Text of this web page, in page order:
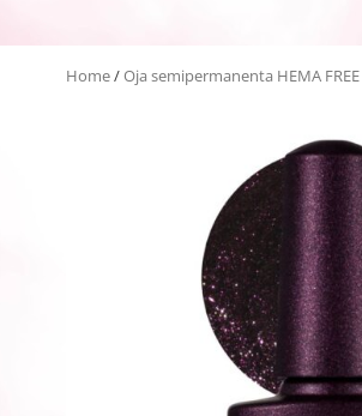
Home/Oja semipermanenta HEMA FREE